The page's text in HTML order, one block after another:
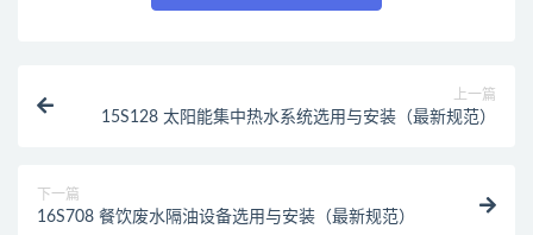
上一篇
15S128 太阳能集中热水系统选用与安装（最新规范）
下一篇
16S708 餐饮废水隔油设备选用与安装（最新规范）